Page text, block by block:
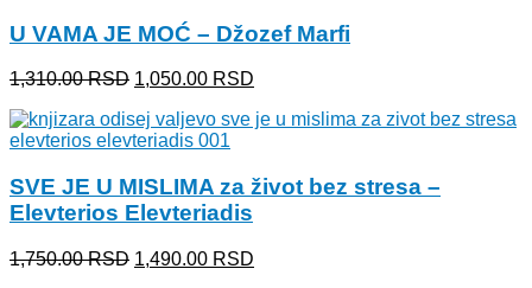
1,000.00 RSD.
U VAMA JE MOĆ – Džozef Marfi
1,310.00RSD Originalna
je
bila:
1,050.00 RSD
je:
SVE JE U MISLIMA za život bez stresa –
Elevterios Elevteriadis
1,750.00RSD Originalna
1,490.00 RSD